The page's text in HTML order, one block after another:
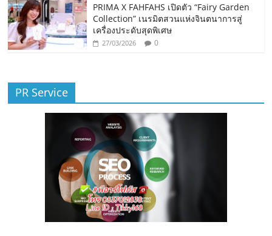
PRIMA X FAHFAHS เปิดตัว “Fairy Garden
Collection” เนรมิตสวนแห่งจินตนาการสู่
เครื่องประดับสุดพิเศษ
27/03/2026 0
PR Service